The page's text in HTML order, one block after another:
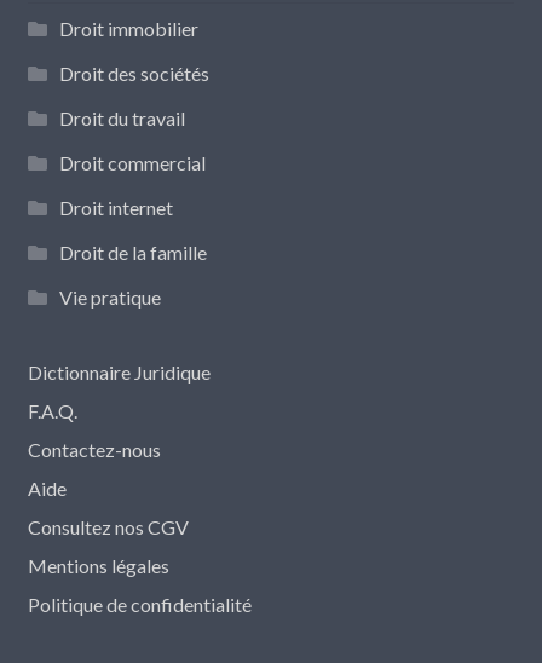
Droit immobilier
Droit des sociétés
Droit du travail
Droit commercial
Droit internet
Droit de la famille
Vie pratique
Dictionnaire Juridique
F.A.Q.
Contactez-nous
Aide
Consultez nos CGV
Mentions légales
Politique de confidentialité